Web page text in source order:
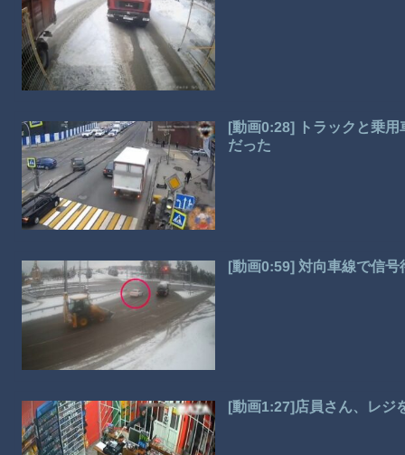
[動画0:28] トラックと乗
だった
[動画0:59] 対向車線で信
[動画1:27]店員さん、レジ